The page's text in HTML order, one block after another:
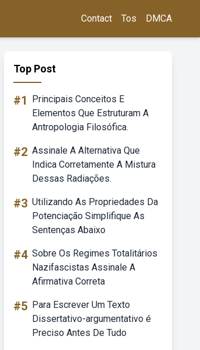
Contact Tos DMCA
Top Post
#1
Principais Conceitos E
Elementos Que Estruturam A
Antropologia Filosófica.
#2 Assinale A Alternativa Que
Indica Corretamente A Mistura
Dessas Radiações.
#3 Utilizando As Propriedades Da
Potenciação Simplifique As
Sentenças Abaixo
#4 Sobre Os Regimes Totalitários
Nazifascistas Assinale A
Afirmativa Correta
#5 Para Escrever Um Texto
Dissertativo-argumentativo é
Preciso Antes De Tudo